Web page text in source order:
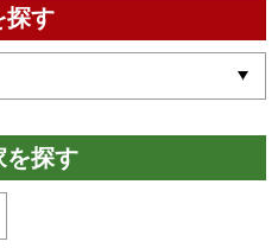
探す
を探す